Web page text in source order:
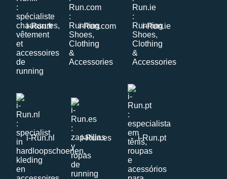
i-Run.fr i-Run.com i-Run.ie
i-Run.nl i-Run.es i-Run.pt